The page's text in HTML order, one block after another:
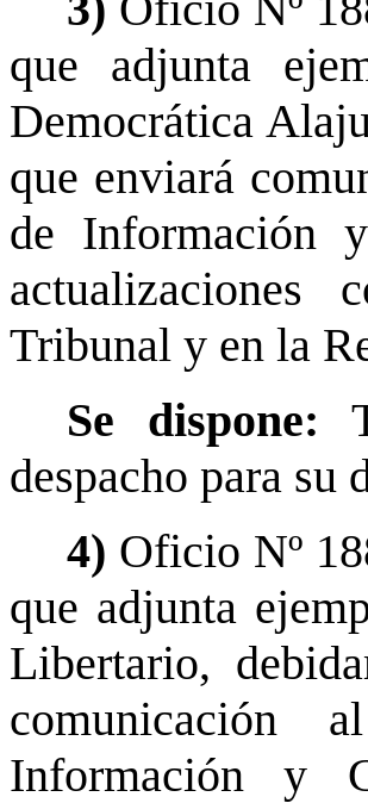
que adjunta
Democrática
que enviará
de Información
Tribunal y en la
Se dispone:
despacho para su
4) Oficio Nº
que adjunta
Libertario,
comunicación
Información y